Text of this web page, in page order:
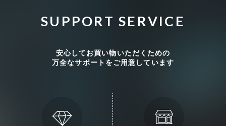
SUPPORT SERVICE
安心してお買い物いただくための
万全なサポートをご用意しています